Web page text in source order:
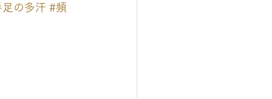
の多汗 #頻